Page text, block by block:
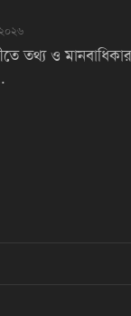
তথ্য ও